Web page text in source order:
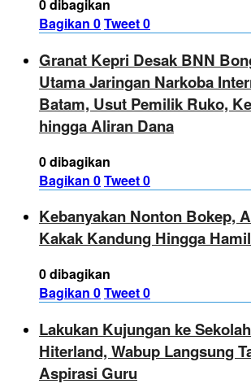
0 dibagikan
Bagikan 0Tweet0
Granat Kepri Desak BNN
Utama Jaringan Narkoba
Batam, Usut Pemilik Ruko,
hingga Aliran Dana
0 dibagikan
Bagikan 0Tweet0
Kebanyakan Nonton Bokep,
Kakak Kandung Hingga Hamil
0 dibagikan
Bagikan 0Tweet0
Lakukan Kujungan ke
Hiterland, Wabup Langsung
Aspirasi Guru